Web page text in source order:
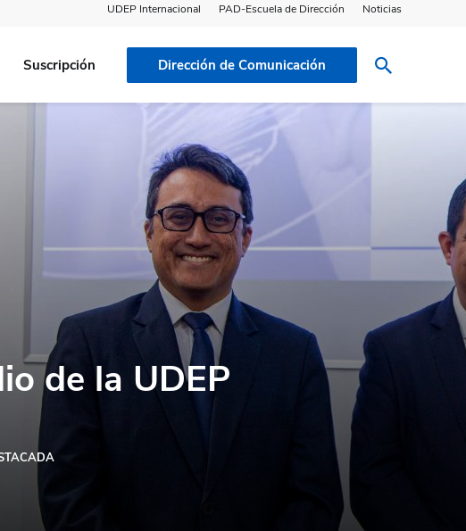
UDEP Internacional PAD-Escuela de Dirección Noticias
Suscripción Dirección de Comunicación
de la UDEP